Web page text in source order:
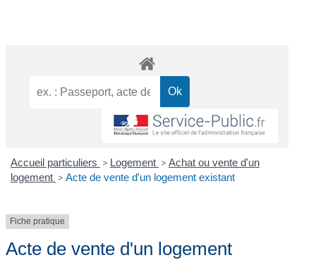
Accueil particuliers > Logement > Achat ou vente d'un
logement > Acte de vente d'un logement existant
Fiche pratique
Acte de vente d'un logement